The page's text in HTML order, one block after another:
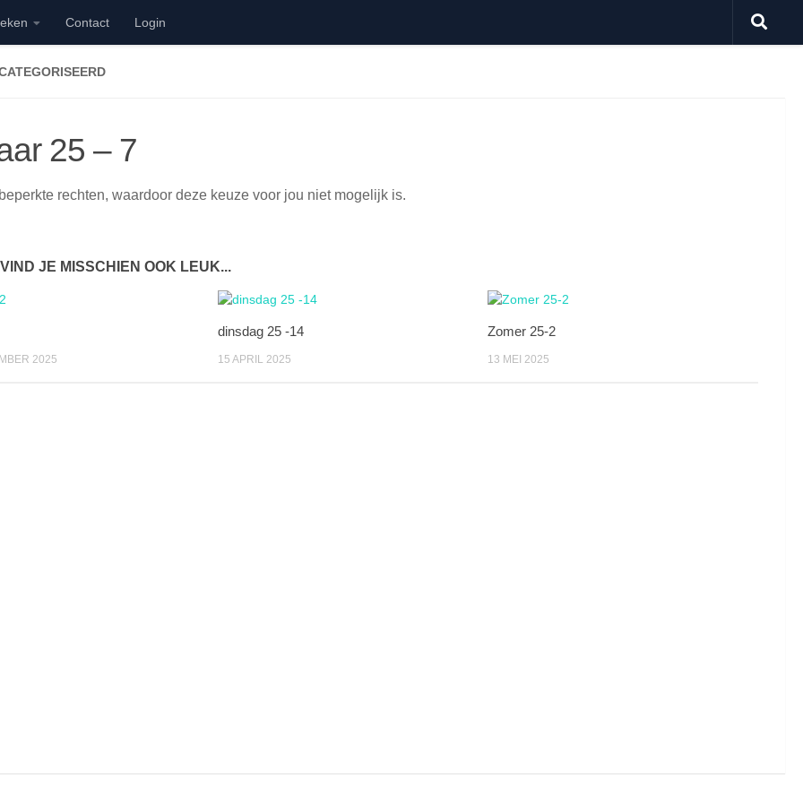
Contact Login
25 – 7
rechten, waardoor deze keuze voor jou niet mogelijk is.
VIND JE MISSCHIEN OOK LEUK...
2025
dinsdag 25 -14
15 APRIL 2025
Zomer 25-2
13 MEI 2025